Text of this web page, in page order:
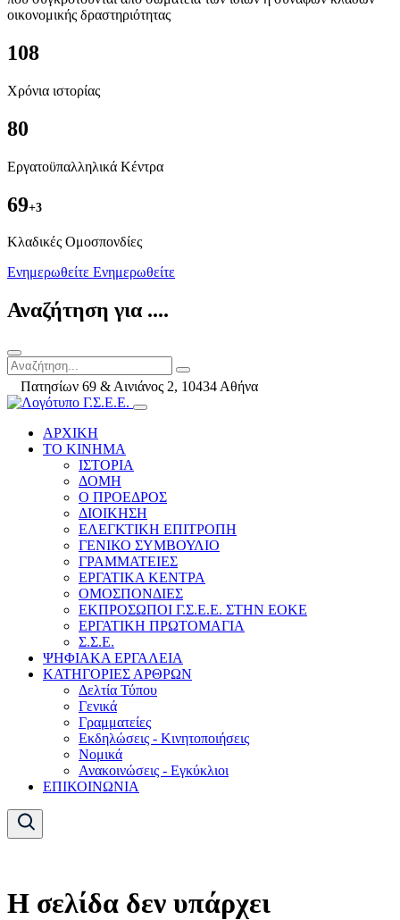
οικονομικής δραστηριότητας
108
Χρόνια ιστορίας
80
Εργατοϋπαλληλικά Κέντρα
69+3
Kλαδικές Ομοσπονδίες
Ενημερωθείτε Ενημερωθείτε
Αναζήτηση για ....
Πατησίων 69 & Αινιάνος 2, 10434 Αθήνα
ΑΡΧΙΚΗ
ΤΟ ΚΙΝΗΜΑ
ΙΣΤΟΡΙΑ
ΔΟΜΗ
Ο ΠΡΟΕΔΡΟΣ
ΔΙΟΙΚΗΣΗ
ΕΛΕΓΚΤΙΚΗ ΕΠΙΤΡΟΠΗ
ΓΕΝΙΚΟ ΣΥΜΒΟΥΛΙΟ
ΓΡΑΜΜΑΤΕΙΕΣ
ΕΡΓΑΤΙΚΑ ΚΕΝΤΡΑ
ΟΜΟΣΠΟΝΔΙΕΣ
ΕΚΠΡΟΣΩΠΟΙ Γ.Σ.Ε.Ε. ΣΤΗΝ ΕΟΚΕ
ΕΡΓΑΤΙΚΗ ΠΡΩΤΟΜΑΓΙΑ
Σ.Σ.Ε.
ΨΗΦΙΑΚΑ ΕΡΓΑΛΕΙΑ
ΚΑΤΗΓΟΡΙΕΣ ΑΡΘΡΩΝ
Δελτία Τύπου
Γενικά
Γραμματείες
Εκδηλώσεις - Κινητοποιήσεις
Νομικά
Ανακοινώσεις - Εγκύκλιοι
ΕΠΙΚΟΙΝΩΝΙΑ
Η σελίδα δεν υπάρχει